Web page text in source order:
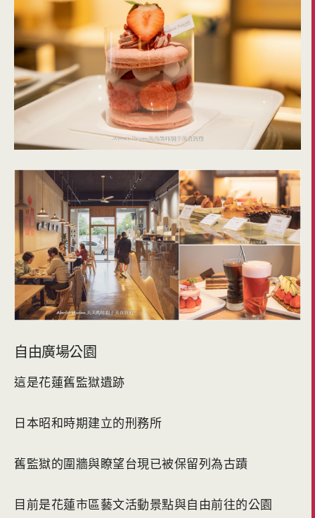
自由廣場公園
這是花蓮舊監獄遺跡
日本昭和時期建立的刑務所
舊監獄的圍牆與瞭望台現已被保留列為古蹟
目前是花蓮市區藝文活動景點與自由前往的公園